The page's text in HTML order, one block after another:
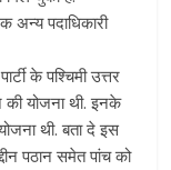
अन्य पदाधिकारी
के पश्चिमी उत्तर
की योजना थी. इनके
थी. बता दे इस
पठान समेत पांच को